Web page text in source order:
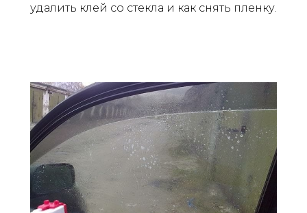
удалить клей со стекла и как снять пленку.